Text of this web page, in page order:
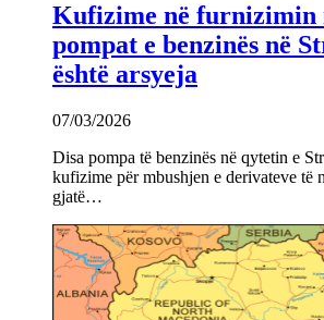
Kufizime në furnizimin
pompat e benzinës në
është arsyeja
07/03/2026
Disa pompa të benzinës në qytetin e
kufizime për mbushjen e derivateve të
gjatë…